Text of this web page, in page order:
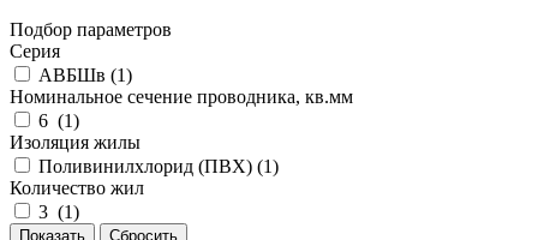
Подбор параметров
Серия
АВБШв (1)
Номинальное сечение проводника, кв.мм
6 (1)
Изоляция жилы
Поливинилхлорид (ПВХ) (1)
Количество жил
3 (1)